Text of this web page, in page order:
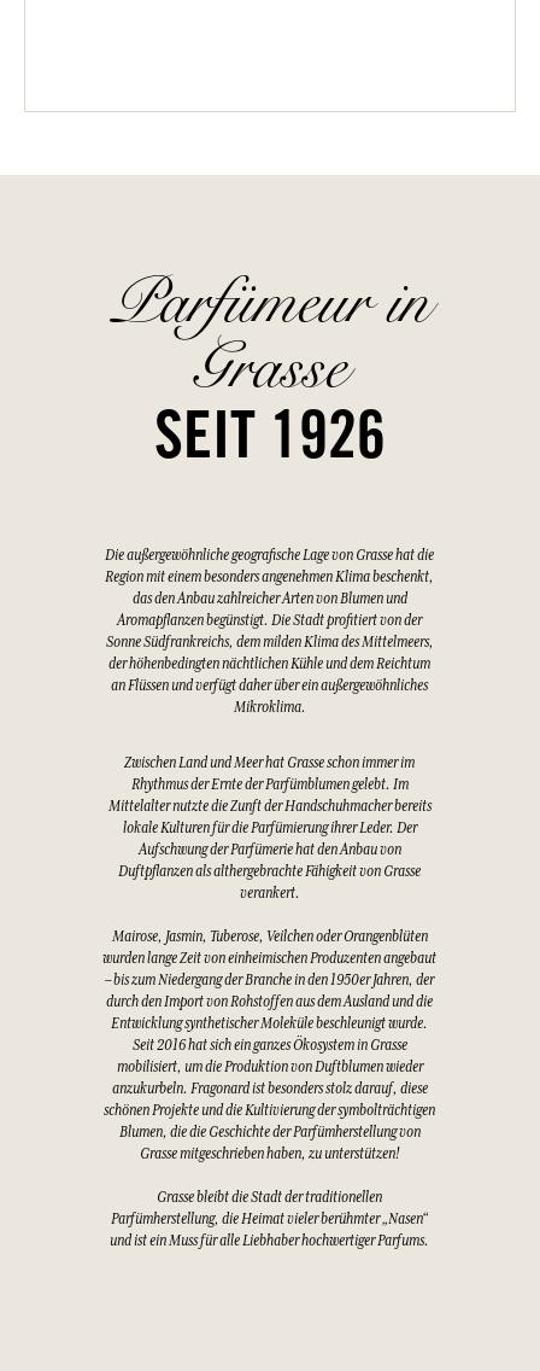
Parfümeur in
Grasse
SEIT 1926
Die außergewöhnliche geografische Lage von Grasse hat die
Region mit einem besonders angenehmen Klima beschenkt,
das den Anbau zahlreicher Arten von Blumen und
Aromapflanzen begünstigt. Die Stadt profitiert von der
Sonne Südfrankreichs, dem milden Klima des Mittelmeers,
der höhenbedingten nächtlichen Kühle und dem Reichtum
an Flüssen und verfügt daher über ein außergewöhnliches
Mikroklima.
Zwischen Land und Meer hat Grasse schon immer im
Rhythmus der Ernte der Parfümblumen gelebt. Im
Mittelalter nutzte die Zunft der Handschuhmacher bereits
lokale Kulturen für die Parfümierung ihrer Leder. Der
Aufschwung der Parfümerie hat den Anbau von
Duftpflanzen als althergebrachte Fähigkeit von Grasse
verankert.
Mairose, Jasmin, Tuberose, Veilchen oder Orangenblüten
wurden lange Zeit von einheimischen Produzenten angebaut
– bis zum Niedergang der Branche in den 1950er Jahren, der
durch den Import von Rohstoffen aus dem Ausland und die
Entwicklung synthetischer Moleküle beschleunigt wurde.
Seit 2016 hat sich ein ganzes Ökosystem in Grasse
mobilisiert, um die Produktion von Duftblumen wieder
anzukurbeln. Fragonard ist besonders stolz darauf, diese
schönen Projekte und die Kultivierung der symbolträchtigen
Blumen, die die Geschichte der Parfümherstellung von
Grasse mitgeschrieben haben, zu unterstützen!
Grasse bleibt die Stadt der traditionellen
Parfümherstellung, die Heimat vieler berühmter „Nasen“
und ist ein Muss für alle Liebhaber hochwertiger Parfums.